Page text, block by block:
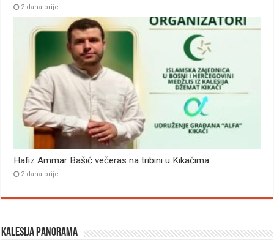
2 dana prije
Hafiz Ammar Bašić večeras na tribini u Kikačima
2 dana prije
Kalesija panorama